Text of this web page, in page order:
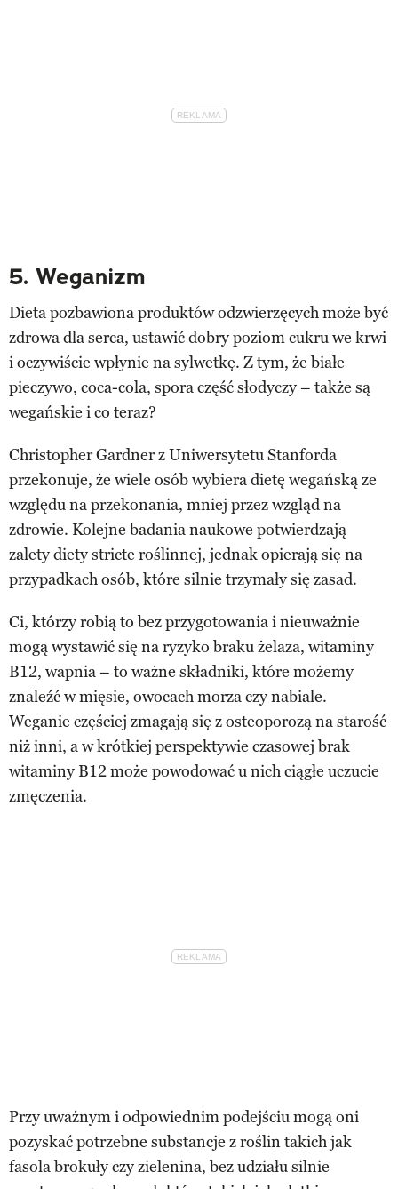
5. Weganizm
Dieta pozbawiona produktów odzwierzęcych może być
zdrowa dla serca, ustawić dobry poziom cukru we krwi
i oczywiście wpłynie na sylwetkę. Z tym, że białe
pieczywo, coca-cola, spora część słodyczy – także są
wegańskie i co teraz?
Christopher Gardner z Uniwersytetu Stanforda
przekonuje, że wiele osób wybiera dietę wegańską ze
względu na przekonania, mniej przez wzgląd na
zdrowie. Kolejne badania naukowe potwierdzają
zalety diety stricte roślinnej, jednak opierają się na
przypadkach osób, które silnie trzymały się zasad.
Ci, którzy robią to bez przygotowania i nieuważnie
mogą wystawić się na ryzyko braku żelaza, witaminy
B12, wapnia – to ważne składniki, które możemy
znaleźć w mięsie, owocach morza czy nabiale.
Weganie częściej zmagają się z osteoporozą na starość
niż inni, a w krótkiej perspektywie czasowej brak
witaminy B12 może powodować u nich ciągłe uczucie
zmęczenia.
Przy uważnym i odpowiednim podejściu mogą oni
pozyskać potrzebne substancje z roślin takich jak
fasola brokuły czy zielenina, bez udziału silnie